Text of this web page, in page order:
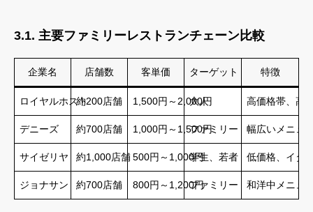
3.1. 主要ファミリーレストランチェーン比較
企業名 店舗数 客単価 ターゲット 特徴
ロイヤルホスト約200店舗 1,500円～2,000円
大人 高価格帯、高
デニーズ 約700店舗 1,000円～1,500円ファミリー 幅広いメニュ
サイゼリヤ 約1,000店舗500円～1,000円学生、若者 低価格、イタ
ジョナサン 約700店舗 800円～1,200円ファミリー 和洋中メニュ